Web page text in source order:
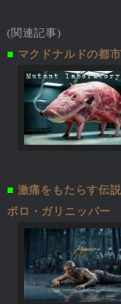
(関連記事)
■ マクドナルドの都
■ 激痛をもたらす伝
ボロ・ガリニッパー